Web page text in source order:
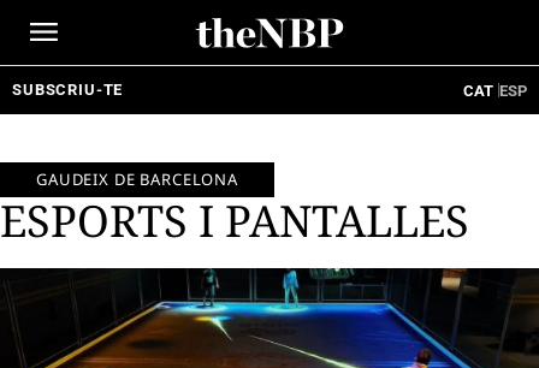
SUBSCRIU-TE CAT ESP
GAUDEIX DE BARCELONA
ESPORTS I PANTALLES